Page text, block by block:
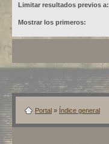
Limitar resultados previos a:
Mostrar los primeros:
Portal » Índice general